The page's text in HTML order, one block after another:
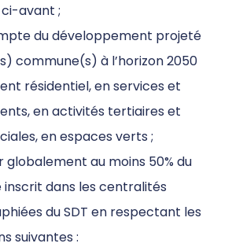
avant ;
du développement projeté
commune(s) à l’horizon 2050
résidentiel, en services et
en activités tertiaires et
en espaces verts ;
globalement au moins 50% du
dans les centralités
du SDT en respectant les
suivantes :